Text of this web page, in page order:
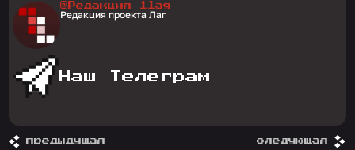
@Редакция 1lag
Редакция проекта Лаг
Наш Телеграм
предыдущая следующая